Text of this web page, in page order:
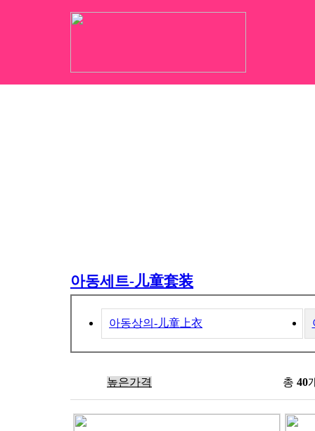
아동세트-儿童套装
아동상의-儿童上衣
높은가격 총 40